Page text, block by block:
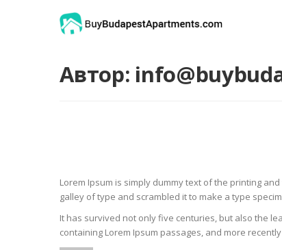
Автор:
Lorem Ipsum is simply dummy text of the printing
galley of type and scrambled it to make a type
It has survived not only five centuries, but also the
containing Lorem Ipsum passages, and more